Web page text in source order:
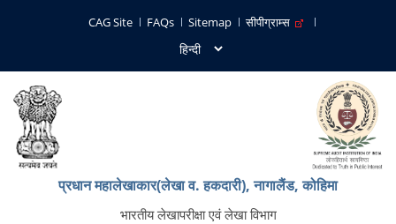
CAG Site FAQs Sitemap सीपीग्राम्स
प्रधान महालेखाकार(लेखा व. हकदारी), नागालैंड, कोहिमा
भारतीय लेखापरीक्षा एवं लेखा विभाग